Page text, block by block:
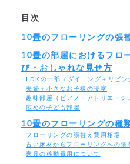
目次
10畳のフローリングの張
10畳の部屋におけるフロ
び・おしゃれな見せ方
LDKの一部（ダイニング＋リビン
夫婦＋小さなお子様の寝室
趣味部屋（ピアノ・アトリエ・シ
広めの子ども部屋
10畳のフローリングの種
フローリングの張替え費用相場
古い床材からフローリングへの張
家具の移動費用について